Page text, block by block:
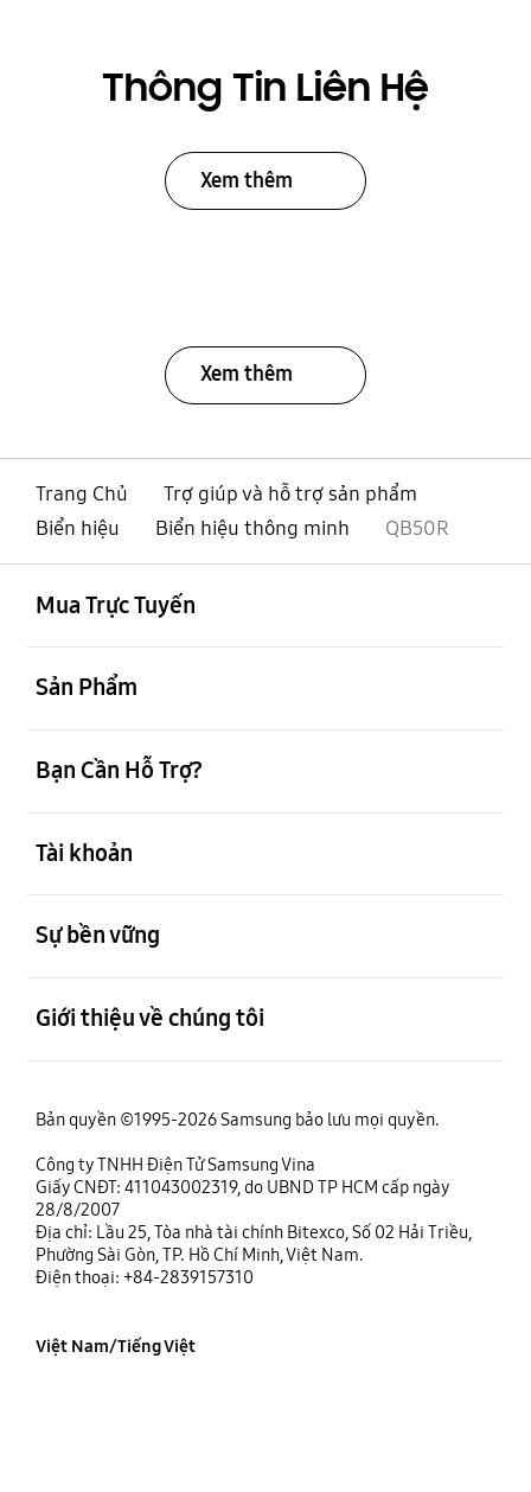
Thông Tin Liên Hệ
Xem thêm
Xem thêm
Trang Chủ
Trợ giúp và hỗ trợ sản phẩm
Biển hiệu
Biển hiệu thông minh QB50R
Mua Trực Tuyến
Sản Phẩm
Bạn Cần Hỗ Trợ?
Tài khoản
Sự bền vững
Giới thiệu về chúng tôi
Bản quyền ©1995-2026 Samsung bảo lưu mọi quyền.
Công ty TNHH Điện Tử Samsung Vina
Giấy CNĐT: 411043002319, do UBND TP HCM cấp ngày
28/8/2007
Địa chỉ: Lầu 25, Tòa nhà tài chính Bitexco, Số 02 Hải Triều,
Phường Sài Gòn, TP. Hồ Chí Minh, Việt Nam.
Điện thoại: +84-2839157310
Việt Nam/Tiếng Việt